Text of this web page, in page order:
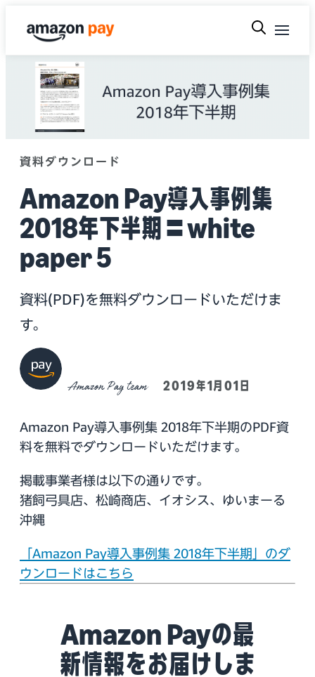
資料ダウンロード
Amazon Pay導入事例集
2018年下半期｜white
paper 5
資料(PDF)を無料ダウンロードいただけま
す。
Amazon Pay team 2019年1月01日
Amazon Pay導入事例集 2018年下半期のPDF資
料を無料でダウンロードいただけます。
掲載事業者様は以下の通りです。
猪飼弓具店、松崎商店、イオシス、ゆいまーる
沖縄
「Amazon Pay導入事例集 2018年下半期」のダ
ウンロードはこちら
Amazon Payの最
新情報をお届けしま